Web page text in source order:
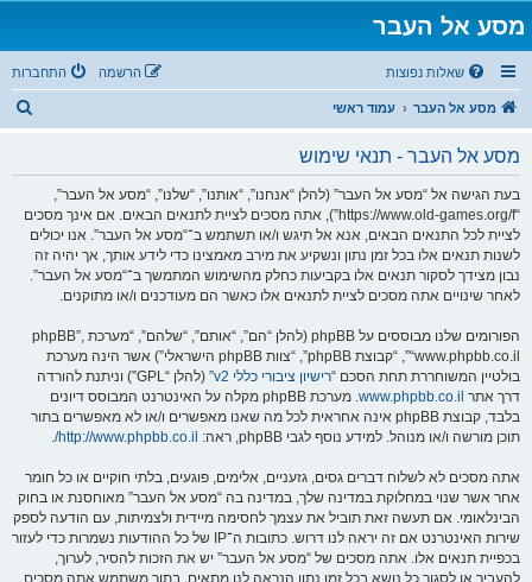
מסע אל העבר
שאלות נפוצות התחברות הרשמה
מסע אל העבר עמוד ראשי
מסע אל העבר - תנאי שימוש
בעת הגישה אל “מסע אל העבר” (להלן “אנחנו”, “אותנו”, “שלנו”, “מסע אל העבר”,
“https://www.old-games.org/f”), אתה מסכים לציית לתנאים הבאים. אם אינך מסכים
לציית לכל התנאים הבאים, אנא אל תיגש ו/או תשתמש ב־“מסע אל העבר”. אנו יכולים
לשנות תנאים אלו בכל זמן נתון ונשקיע את מירב מאמצינו כדי לידע אותך, אך יהיה זה
נבון מצידך לסקור תנאים אלו בקביעות כחלק מהשימוש המתמשך ב־“מסע אל העבר”.
לאחר שינויים אתה מסכים לציית לתנאים אלו כאשר הם מעודכנים ו/או מתוקנים.
הפורומים שלנו מבוססים על phpBB (להלן “הם”, “אותם”, “שלהם”, “מערכת phpBB”,
“www.phpbb.co.il”, “קבוצת phpBB”, “צוות phpBB הישראלי”) אשר הינה מערכת
בולטיין המשוחררת תחת הסכם “רישיון ציבורי כללי v2
” (להלן “GPL”) וניתנת להורדה
דרך אתר www.phpbb.co.il
. מערכת phpBB מקלה על האינטרנט המבוסס דיונים
בלבד, קבוצת phpBB אינה אחראית לכל מה שאנו מאפשרים ו/או לא מאפשרים בתור
תוכן מורשה ו/או מנוהל. למידע נוסף לגבי phpBB, ראה:
http://www.phpbb.co.il/
.
אתה מסכים לא לשלוח דברים גסים, גזעניים, אלימים, פוגעים, בלתי חוקיים או כל חומר
אחר אשר שנוי במחלוקת במדינה שלך, במדינה בה “מסע אל העבר” מאוחסנת או בחוק
הבינלאומי. אם תעשה זאת תוביל את עצמך לחסימה מיידית ולצמיתות, עם הודעה לספק
שירות האינטרנט אם זה יראה לנו דרוש. כתובות ה־IP של כל ההודעות נשמרות כדי לעזור
בכפיית תנאים אלו. אתה מסכים של “מסע אל העבר” יש את הזכות להסיר, לערוך,
להעביר או לסגור כל נושא בכל זמן נתון הנראה לנו מתאים. בתור משתמש אתה מסכים